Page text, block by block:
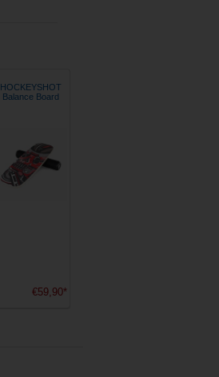
HOCKEYSHOT
Balance Board
€59,90*